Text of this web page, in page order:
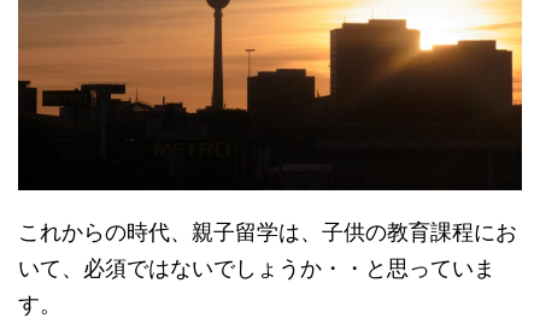
これからの時代、親子留学は、子供の教育課程にお
いて、必須ではないでしょうか・・と思っていま
す。